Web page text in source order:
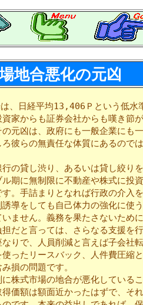
地合悪化の元凶
、日経平均13,406Ｐという低水
家からも証券会社からも嘆き節
元凶は、政府にも一般企業にも
彼らの無責任な体質にあるのでは
の貸し渋り、あるいは貸し絞り
期に無制限に不動産や株式に投
。手詰まりとなれば行政の介入
導をしても自己体力の強化に使
ません。義務を果たさないため
だと言っては、さらなる支援を
りで、人員削減と言えば子会社
ったリースバック、人件費圧縮
損の問題です。
株式市場の地合が悪化している
価額は額面近かったはずで、そ